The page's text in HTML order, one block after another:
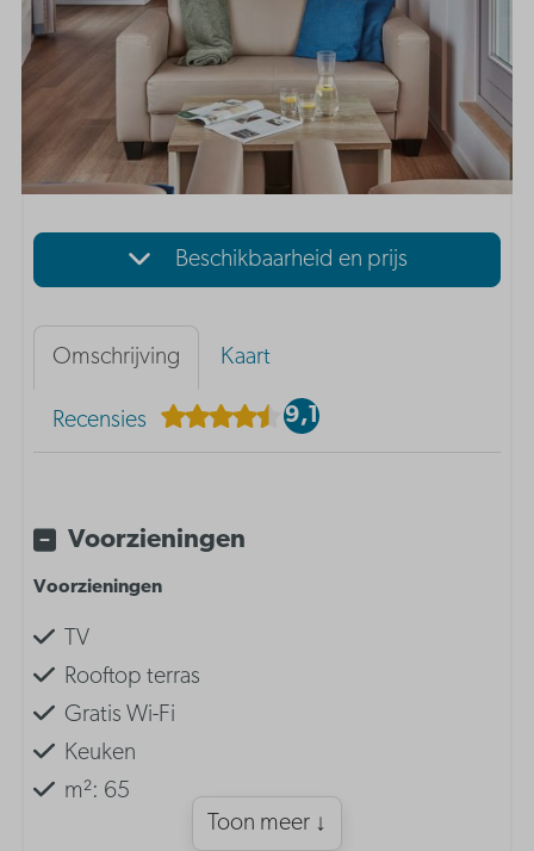
Beschikbaarheid en prijs
Omschrijving Kaart
Recensies 9,1
Voorzieningen
Voorzieningen
TV
Rooftop terras
Gratis Wi-Fi
Keuken
m²: 65
Toon meer ↓